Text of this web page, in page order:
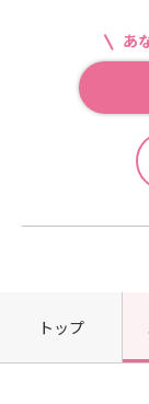
あ
トップ